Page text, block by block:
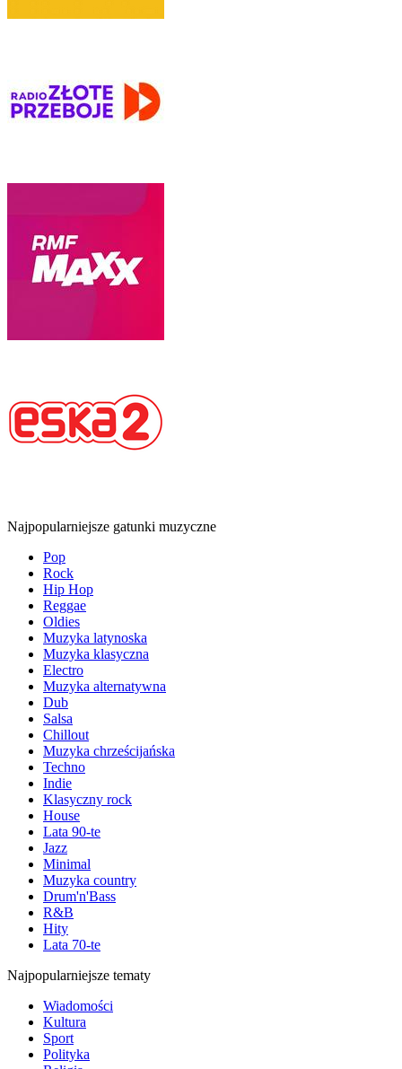
Najpopularniejsze gatunki muzyczne
Pop
Rock
Hip Hop
Reggae
Oldies
Muzyka latynoska
Muzyka klasyczna
Electro
Muzyka alternatywna
Dub
Salsa
Chillout
Muzyka chrześcijańska
Techno
Indie
Klasyczny rock
House
Lata 90-te
Jazz
Minimal
Muzyka country
Drum'n'Bass
R&B
Hity
Lata 70-te
Najpopularniejsze tematy
Wiadomości
Kultura
Sport
Polityka